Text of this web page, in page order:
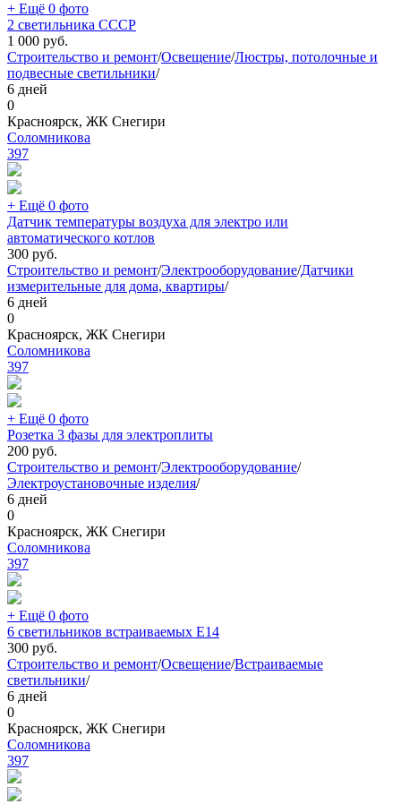
+ Ещё 0 фото
2 светильника СССР
1 000 руб.
Строительство и ремонт/Освещение/Люстры, потолочные и
подвесные светильники/
6 дней
0
Красноярск, ЖК Снегири
Соломникова
397
+ Ещё 0 фото
Датчик температуры воздуха для электро или
автоматического котлов
300 руб.
Строительство и ремонт/Электрооборудование/Датчики
измерительные для дома, квартиры/
6 дней
0
Красноярск, ЖК Снегири
Соломникова
397
+ Ещё 0 фото
Розетка 3 фазы для электроплиты
200 руб.
Строительство и ремонт/Электрооборудование/
Электроустановочные изделия/
6 дней
0
Красноярск, ЖК Снегири
Соломникова
397
+ Ещё 0 фото
6 светильников встраиваемых Е14
300 руб.
Строительство и ремонт/Освещение/Встраиваемые
светильники/
6 дней
0
Красноярск, ЖК Снегири
Соломникова
397